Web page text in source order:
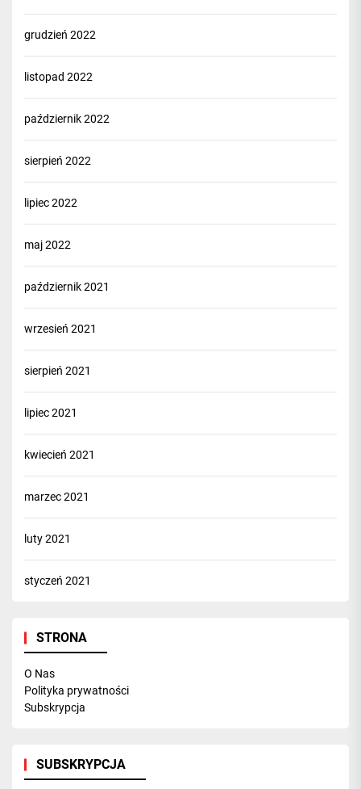
grudzień 2022
listopad 2022
październik 2022
sierpień 2022
lipiec 2022
maj 2022
październik 2021
wrzesień 2021
sierpień 2021
lipiec 2021
kwiecień 2021
marzec 2021
luty 2021
styczeń 2021
STRONA
O Nas
Polityka prywatności
Subskrypcja
SUBSKRYPCJA